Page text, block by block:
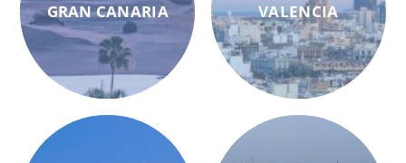
GRAN CANARIA VALENCIA